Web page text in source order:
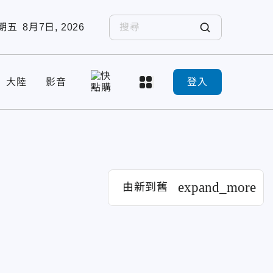
五 8月7日, 2026
大陸 影音 登入
由新到舊 expand_more